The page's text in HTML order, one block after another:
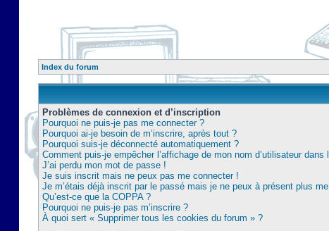
Index du forum
Problèmes de connexion et d’inscription
Pourquoi ne puis-je pas me connecter ?
Pourquoi ai-je besoin de m’inscrire, après tout ?
Pourquoi suis-je déconnecté automatiquement ?
Comment puis-je empêcher l’affichage de mon nom d’utilisateur
J’ai perdu mon mot de passe !
Je suis inscrit mais ne peux pas me connecter !
Je m’étais déjà inscrit par le passé mais je ne peux à présent plus
Qu’est-ce que la COPPA ?
Pourquoi ne puis-je pas m’inscrire ?
À quoi sert « Supprimer tous les cookies du forum » ?